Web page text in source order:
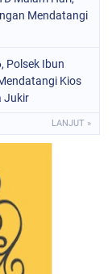
Mendatangi
Polsek Ibun
Kios
Jukir
LANJUT »